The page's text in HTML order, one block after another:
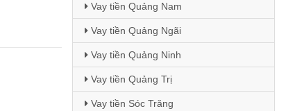
Vay tiền Quảng Nam
Vay tiền Quảng Ngãi
Vay tiền Quảng Ninh
Vay tiền Quảng Trị
Vay tiền Sóc Trăng